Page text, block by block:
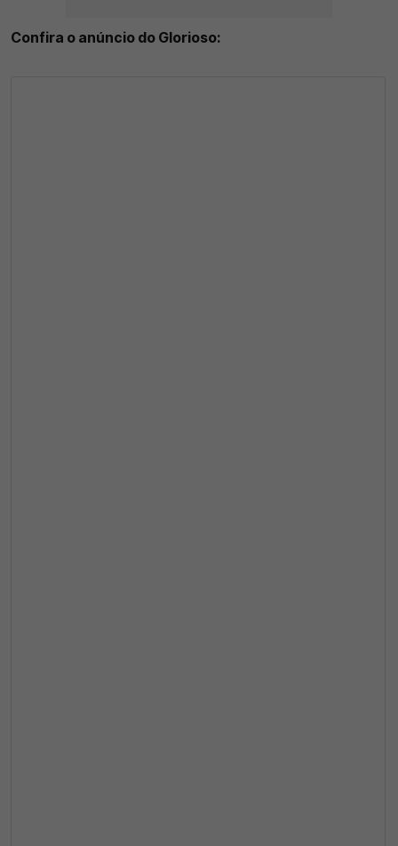
Confira o anúncio do Glorioso: